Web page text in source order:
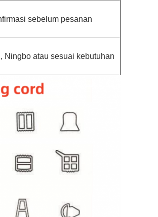
sebelum pesanan
Ningbo atau sesuai kebutuhan